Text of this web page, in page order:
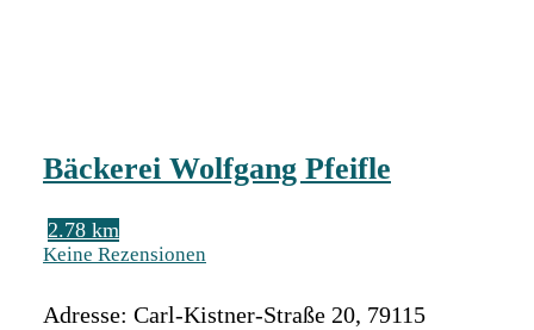
Bäckerei Wolfgang Pfeifle
2.78 km
Keine Rezensionen
Adresse: Carl-Kistner-Straße 20, 79115